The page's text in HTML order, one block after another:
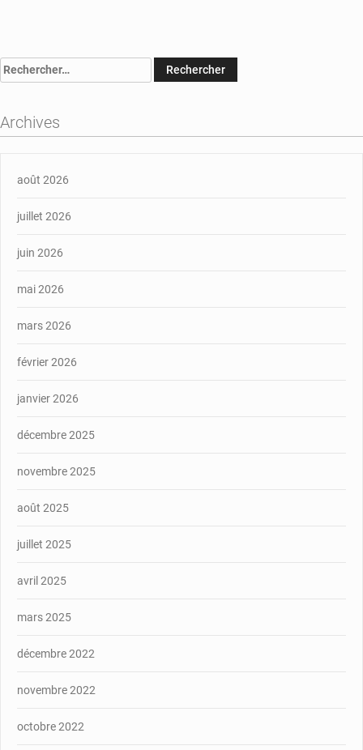
Rechercher :
Archives
août 2026
juillet 2026
juin 2026
mai 2026
mars 2026
février 2026
janvier 2026
décembre 2025
novembre 2025
août 2025
juillet 2025
avril 2025
mars 2025
décembre 2022
novembre 2022
octobre 2022